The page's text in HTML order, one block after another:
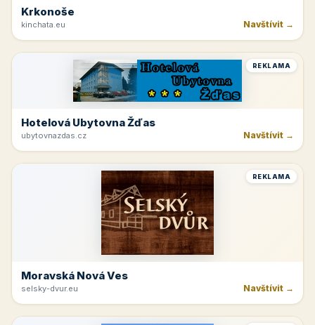
Krkonoše
kinchata.eu Navštívit →
REKLAMA
Hotelová Ubytovna Žďas
ubytovnazdas.cz Navštívit →
REKLAMA
Moravská Nová Ves
selsky-dvur.eu Navštívit →